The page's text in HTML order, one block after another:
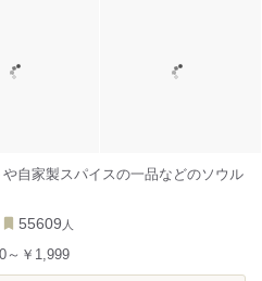
自家製スパイスの一品などのソウル
55609 人
～￥1,999